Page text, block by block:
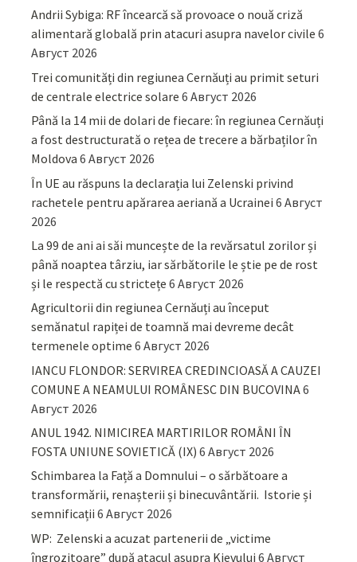
Andrii Sybiga: RF încearcă să provoace o nouă criză
alimentară globală prin atacuri asupra navelor civile 6
Август 2026
Trei comunități din regiunea Cernăuți au primit seturi
de centrale electrice solare 6 Август 2026
Până la 14 mii de dolari de fiecare: în regiunea Cernăuți
a fost destructurată o rețea de trecere a bărbaților în
Moldova 6 Август 2026
În UE au răspuns la declarația lui Zelenski privind
rachetele pentru apărarea aeriană a Ucrainei 6 Август
2026
La 99 de ani ai săi muncește de la revărsatul zorilor și
până noaptea târziu, iar sărbătorile le știe pe de rost
și le respectă cu strictețe 6 Август 2026
Agricultorii din regiunea Cernăuți au început
semănatul rapiței de toamnă mai devreme decât
termenele optime 6 Август 2026
IANCU FLONDOR: SERVIREA CREDINCIOASĂ A CAUZEI
COMUNE A NEAMULUI ROMÂNESC DIN BUCOVINA6
Август 2026
ANUL 1942. NIMICIREA MARTIRILOR ROMÂNI ÎN
FOSTA UNIUNE SOVIETICĂ (IX) 6 Август 2026
Schimbarea la Față a Domnului – o sărbătoare a
transformării, renașterii și binecuvântării. Istorie și
semnificații 6 Август 2026
WP: Zelenski a acuzat partenerii de „victime
îngrozitoare” după atacul asupra Kievului 6 Август